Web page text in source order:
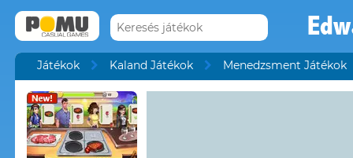
Játékok Kaland Játékok Menedzsment Játékok